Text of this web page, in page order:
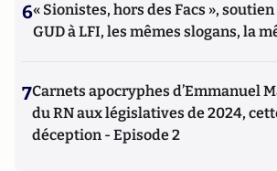
6« Sionistes, hors des Facs »,
GUD à LFI, les mêmes slogans, la
7Carnets apocryphes d’Emmanuel
du RN aux législatives de 2024,
déception - Episode 2